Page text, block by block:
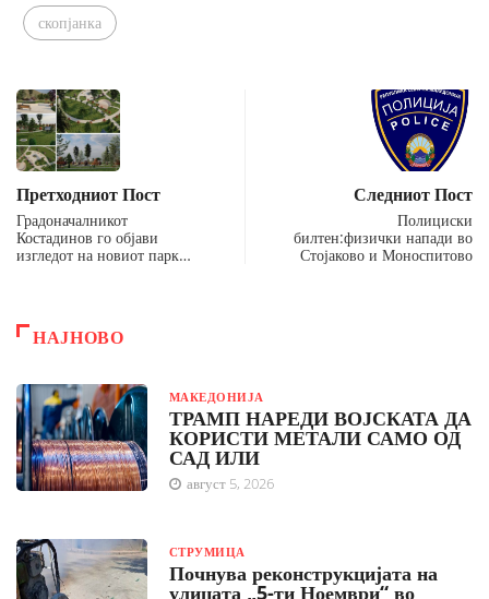
скопјанка
Претходниот Пост
Градоначалникот
Костадинов го објави
изгледот на новиот парк…
Следниот Пост
Полициски
билтен:физички напади во
Стојаково и Моноспитово
НАЈНОВО
МАКЕДОНИЈА
ТРАМП НАРЕДИ ВОЈСКАТА ДА
КОРИСТИ МЕТАЛИ САМО ОД
САД ИЛИ
август 5, 2026
СТРУМИЦА
Почнува реконструкцијата на
улицата „5-ти Ноември“ во